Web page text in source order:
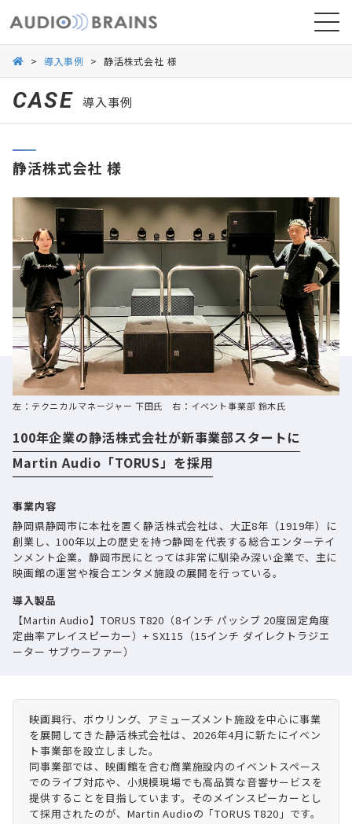
導入事例
お問い合わせ
> 導入事例 > 静活株式会社 様
CASE 導入事例
静活株式会社 様
左：テクニカルマネージャー 下田氏 右：イベント事業部 鈴木氏
100年企業の静活株式会社が新事業部スタートに
Martin Audio「TORUS」を採用
事業内容
静岡県静岡市に本社を置く静活株式会社は、大正8年（1919年）に
創業し、100年以上の歴史を持つ静岡を代表する総合エンターテイ
ンメント企業。静岡市民にとっては非常に馴染み深い企業で、主に
映画館の運営や複合エンタメ施設の展開を行っている。
導入製品
【Martin Audio】TORUS T820（8インチ パッシブ 20度固定角度
定曲率アレイスピーカー）+ SX115（15インチ ダイレクトラジエ
ーター サブウーファー）
映画興行、ボウリング、アミューズメント施設を中心に事業
を展開してきた静活株式会社は、2026年4月に新たにイベン
ト事業部を設立しました。
同事業部では、映画館を含む商業施設内のイベントスペース
でのライブ対応や、小規模現場でも高品質な音響サービスを
提供することを目指しています。そのメインスピーカーとし
て採用されたのが、Martin Audioの「TORUS T820」です。